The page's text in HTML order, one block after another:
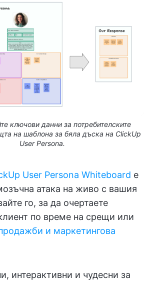
ключови данни за потребителските
на шаблона за бяла дъска на ClickUp
User Persona.
User Persona Whiteboard е
атака на живо с вашия
го, за да очертаете
по време на срещи или
и маркетингова
интерактивни и чудесни за